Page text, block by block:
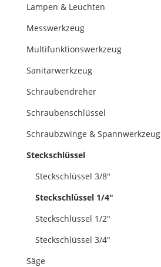
Lampen & Leuchten
Messwerkzeug
Multifunktionswerkzeug
Sanitärwerkzeug
Schraubendreher
Schraubenschlüssel
Schraubzwinge & Spannwerkzeug
Steckschlüssel
Steckschlüssel 3/8"
Steckschlüssel 1/4"
Steckschlüssel 1/2"
Steckschlüssel 3/4"
Säge